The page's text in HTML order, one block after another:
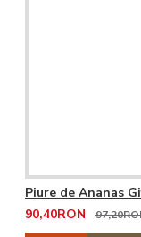
Piure de Ananas
90,40RON